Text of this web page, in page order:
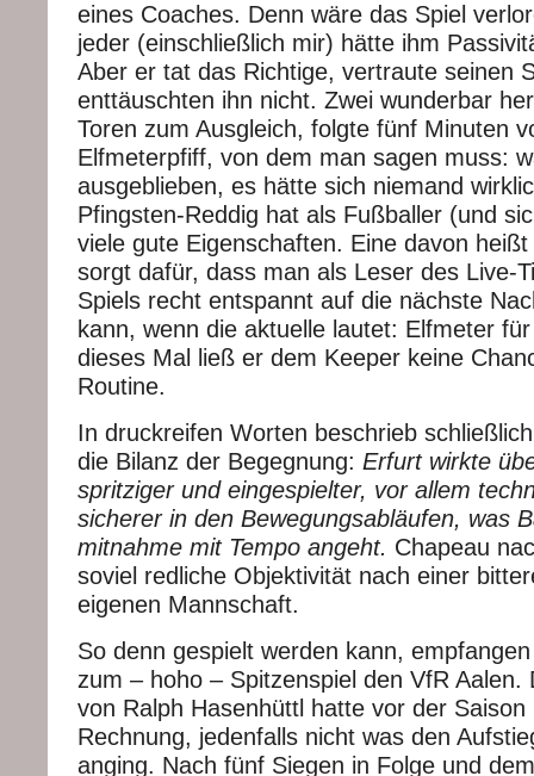
eines Coaches. Denn wäre das Spiel
jeder (einschließlich mir) hätte ihm
Aber er tat das Richtige, vertraute seinen
enttäuschten ihn nicht. Zwei wunderbar
Toren zum Ausgleich, folgte fünf Minuten
Elfmeterpfiff, von dem man sagen muss:
ausgeblieben, es hätte sich niemand
Pfingsten-Reddig hat als Fußballer (und
viele gute Eigenschaften. Eine davon
sorgt dafür, dass man als Leser des Live-
Spiels recht entspannt auf die nächste
kann, wenn die aktuelle lautet: Elfmeter
dieses Mal ließ er dem Keeper keine
Routine.
In druckreifen Worten beschrieb
die Bilanz der Begegnung: Erfurt wirkte
spritziger und eingespielter, vor allem
sicherer in den Bewegungsabläufen, was
mitnahme mit Tempo angeht. Chapeau
soviel redliche Objektivität nach einer
eigenen Mannschaft.
So denn gespielt werden kann,
zum – hoho – Spitzenspiel den VfR Aalen.
von Ralph Hasenhüttl hatte vor der
Rechnung, jedenfalls nicht was den
anging. Nach fünf Siegen in Folge und